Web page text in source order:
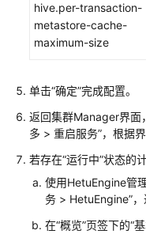
用
ClickHouse
用
使
用
用
hive.per-transaction-
metastore-cache-
maximum-size
单击“确定”完成配置。
返回集群Manager界面
多 > 重启服务”，根据
若存在“运行中”状态的
使用HetuEngine管
务 > HetuEngine”
在“概览”页签下的“